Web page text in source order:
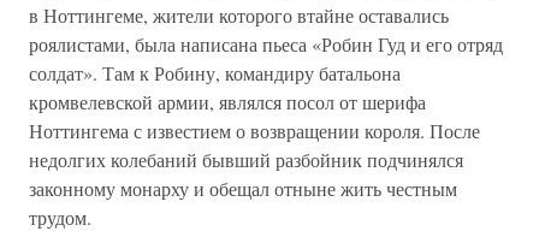
в Ноттингеме, жители которого втайне оставались
роялистами, была написана пьеса «Робин Гуд и его отряд
солдат». Там к Робину, командиру батальона
кромвелевской армии, являлся посол от шерифа
Ноттингема с известием о возвращении короля. После
недолгих колебаний бывший разбойник подчинялся
законному монарху и обещал отныне жить честным
трудом.